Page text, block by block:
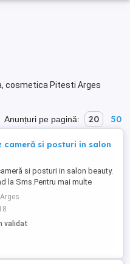
cosmetica Pitesti Arges
Anunțuri pe pagină: 20 50
cameră si posturi in salon
si posturi in salon beauty.
la Sms.Pentru mai multe
la tel
validat